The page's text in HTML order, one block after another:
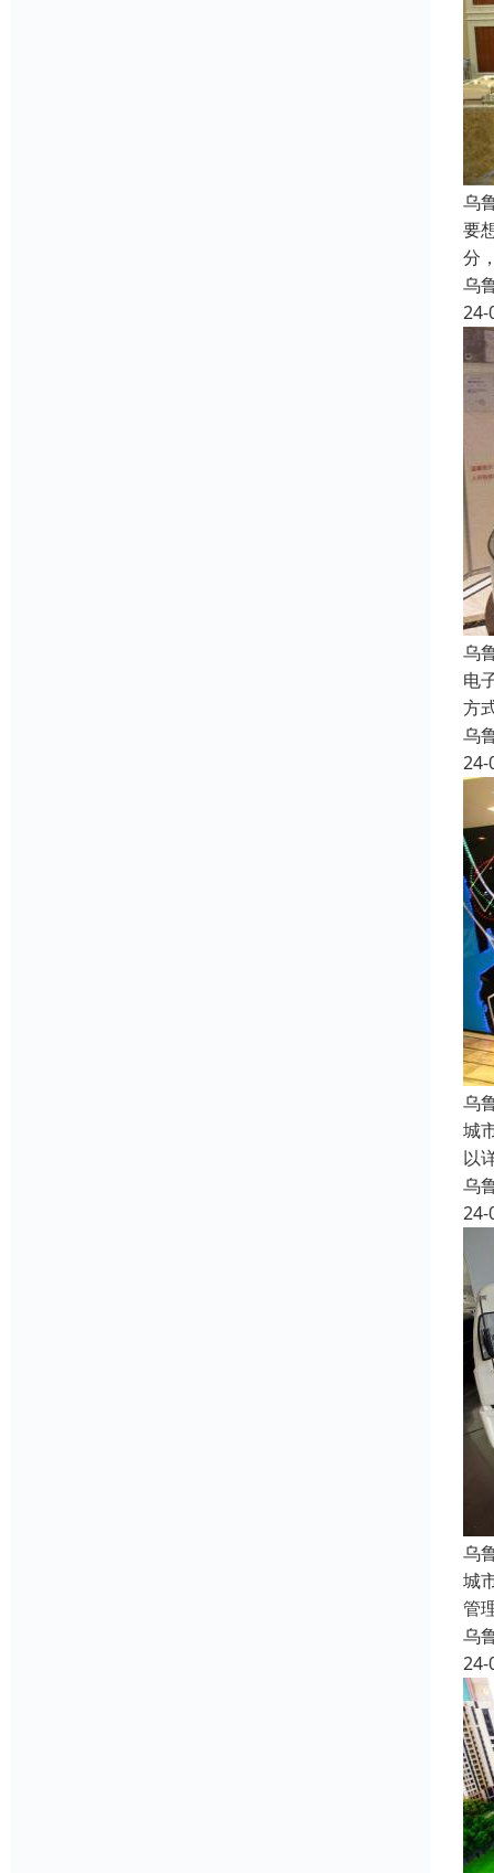
乌
要
分
乌
24-
乌
电
方
乌
24-
乌
城
以
乌
24-
乌
城
管
乌
24-